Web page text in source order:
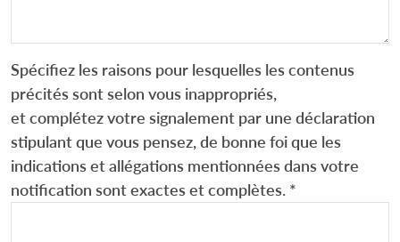
Spécifiez les raisons pour lesquelles les contenus
précités sont selon vous inappropriés,
et complétez votre signalement par une déclaration
stipulant que vous pensez, de bonne foi que les
indications et allégations mentionnées dans votre
notification sont exactes et complètes. *